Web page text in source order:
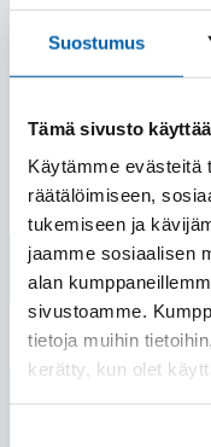
Suostumus
Tämä sivusto
Käytämme evästeitä
räätälöimiseen,
tukemiseen ja
jaamme sosiaalisen
alan
sivustoamme.
tietoja muihin
kerätty, kun olet
erikoistyökalujen
on aloittanut
Systems -
Lue lisää